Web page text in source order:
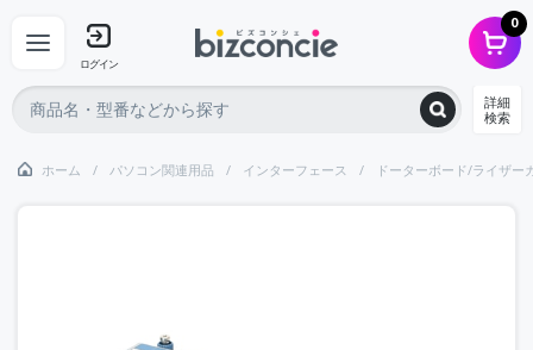
ログイン
0
詳細
検索
ホーム パソコン関連用品 インターフェース ドーターボード/ライザー